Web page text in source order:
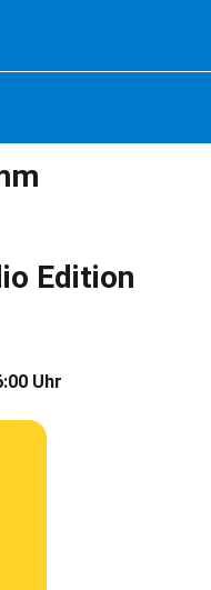
Edition
Uhr